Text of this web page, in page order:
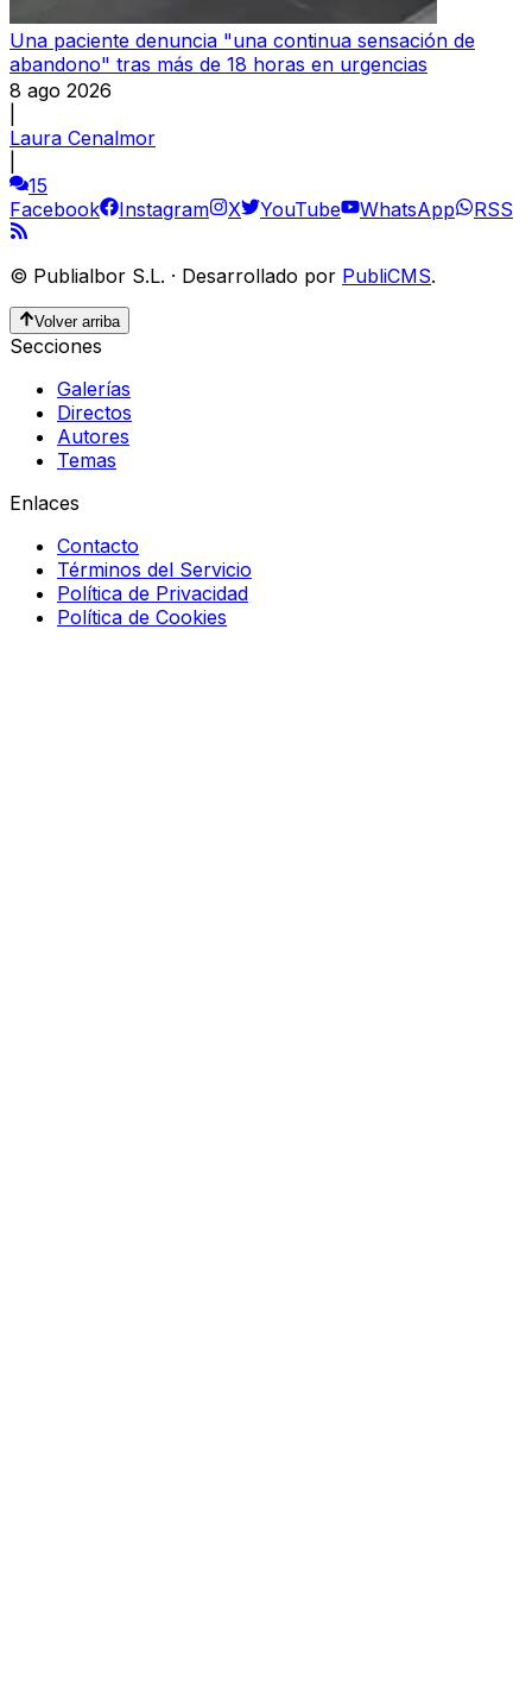
Una paciente denuncia "una continua sensación de
abandono" tras más de 18 horas en urgencias
8 ago 2026
Laura Cenalmor
15
Facebook
Instagram X YouTube WhatsApp RSS
© Publialbor S.L. · Desarrollado por PubliCMS.
Volver arriba
Secciones
Galerías
Directos
Autores
Temas
Enlaces
Contacto
Términos del Servicio
Política de Privacidad
Política de Cookies